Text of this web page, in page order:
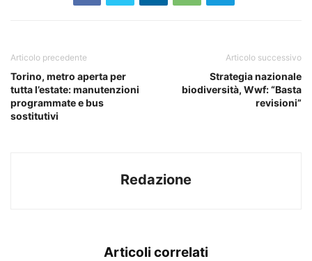
Articolo precedente
Torino, metro aperta per
tutta l’estate: manutenzioni
programmate e bus
sostitutivi
Articolo successivo
Strategia nazionale
biodiversità, Wwf: “Basta
revisioni”
Redazione
Articoli correlati